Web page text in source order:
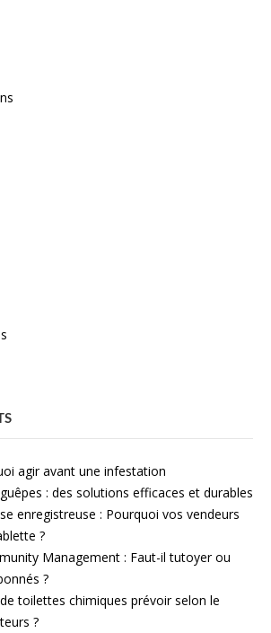
agir avant une infestation
: des solutions efficaces et durables
enregistreuse : Pourquoi vos vendeurs
?
Management : Faut-il tutoyer ou
?
toilettes chimiques prévoir selon le
?